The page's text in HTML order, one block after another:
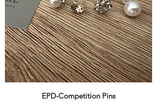
EPD-Competition Pins